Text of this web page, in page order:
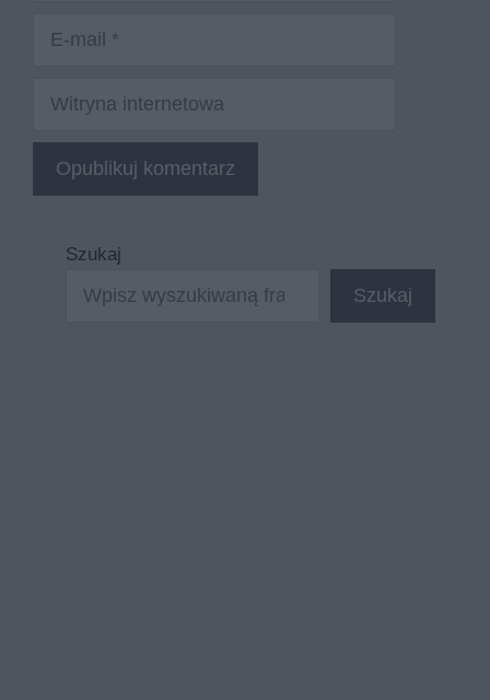
Witryna
Szukaj
Szukaj